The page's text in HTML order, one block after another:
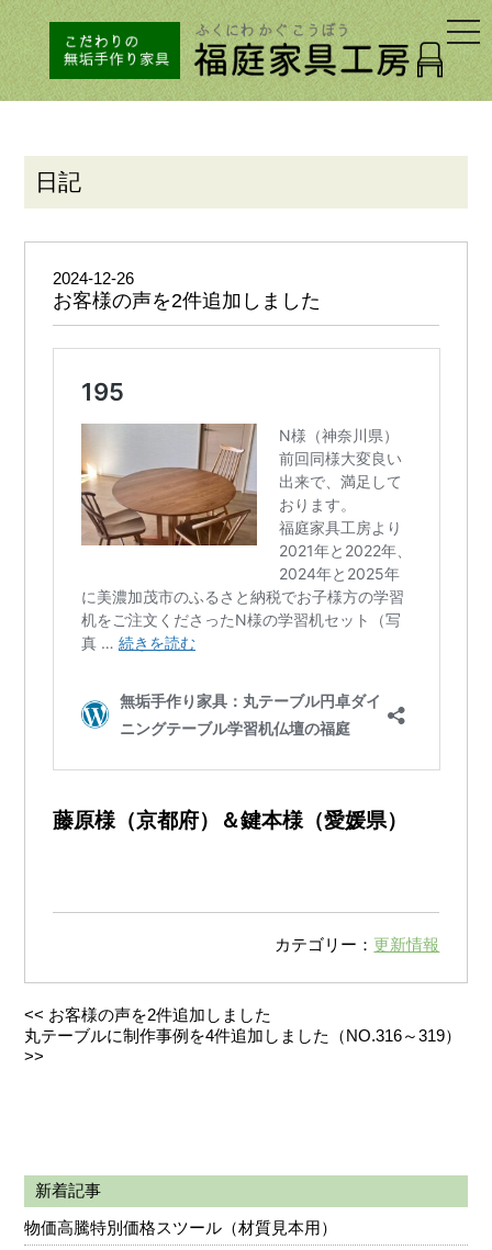
日記
2024-12-26
お客様の声を2件追加しました
藤原様（京都府）＆鍵本様（愛媛県）
カテゴリー： 更新情報
<< お客様の声を2件追加しました
丸テーブルに制作事例を4件追加しました（NO.316～319）
>>
新着記事
物価高騰特別価格スツール（材質見本用）